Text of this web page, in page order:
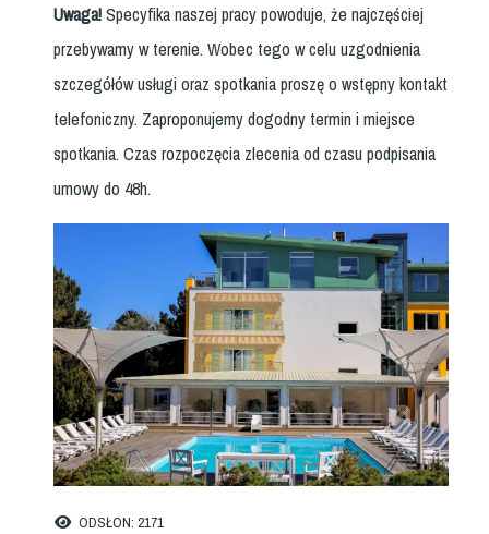
Uwaga!Specyfika naszej pracy powoduje, że najczęściej
przebywamy w terenie. Wobec tego w celu uzgodnienia
szczegółów usługi oraz spotkania proszę o wstępny kontakt
telefoniczny. Zaproponujemy dogodny termin i miejsce
spotkania. Czas rozpoczęcia zlecenia od czasu podpisania
umowy do 48h.
ODSŁON: 2171